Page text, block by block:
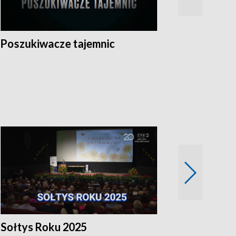
Poszukiwacze tajemnic
Sołtys Roku 2025